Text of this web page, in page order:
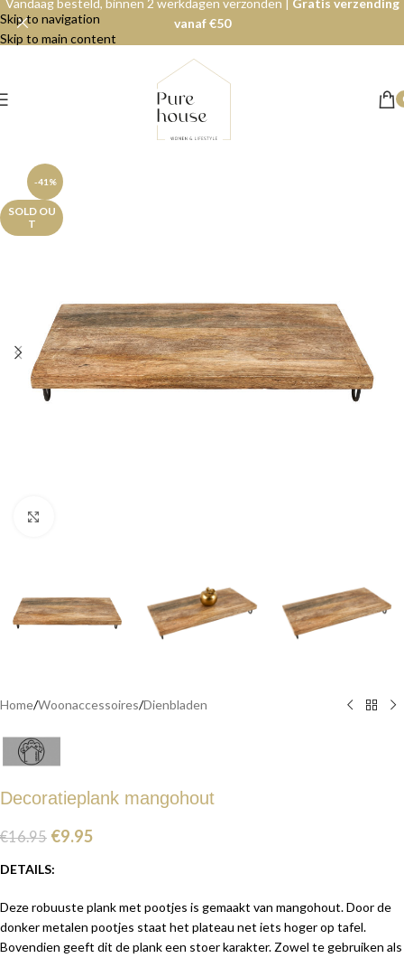
Skip to navigation
Skip to main content
Vandaag besteld, binnen 2 werkdagen verzonden | Gratis verzending
vanaf €50
-41%
SOLD OU
T
Home/Woonaccessoires/Dienbladen
Decoratieplank mangohout
€16.95 €9.95
DETAILS:
Deze robuuste plank met pootjes is gemaakt van mangohout. Door de
donker metalen pootjes staat het plateau net iets hoger op tafel.
Bovendien geeft dit de plank een stoer karakter. Zowel te gebruiken als